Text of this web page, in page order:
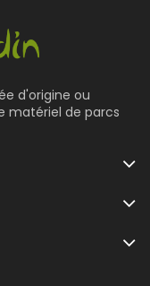
d'origine ou
matériel de parcs